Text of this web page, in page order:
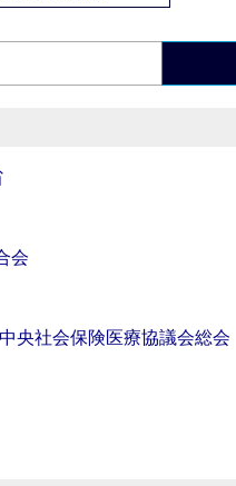
会
央社会保険医療協議会総会